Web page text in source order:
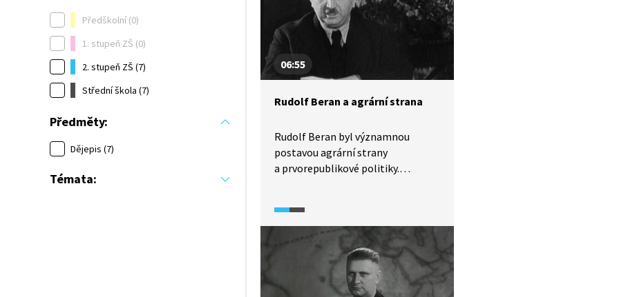
Předškolní (0)
1. stupeň ZŠ (0)
2. stupeň ZŠ (7)
Střední škola (7)
Předměty:
Dějepis (7)
Témata:
06:55
Rudolf Beran a agrární strana
Rudolf Beran byl významnou
postavou agrární strany
a prvorepublikové politiky.
o agrární straně a její pozici v první
republice. Zmíněny jsou i okolnosti
prezidentské volby v roce 1935.